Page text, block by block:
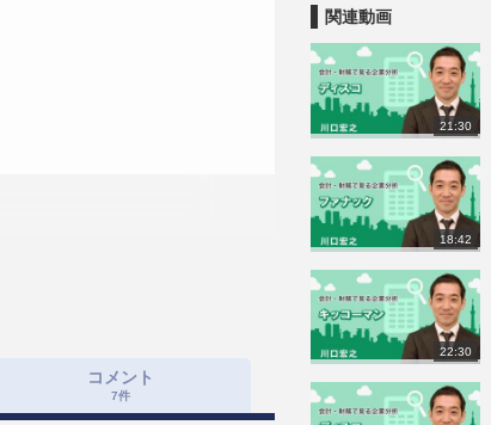
コメント
7件
関連動画
21:30
18:42
22:30